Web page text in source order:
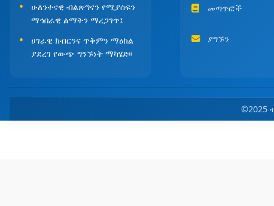
ሁለንተናዊ ብልጽግናን የሚያሰፍን
ማኅበራዊ ልማትን ማረጋገጥ፤
ሀገራዊ ክብርንና ጥቅምን ማዕከል
ያደረገ የውጭ ግንኙነት ማካሄድ፡፡
መጣጥፎች
ያግኙን
©2025